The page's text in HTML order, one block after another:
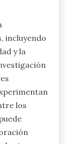
incluyendo
y la
los